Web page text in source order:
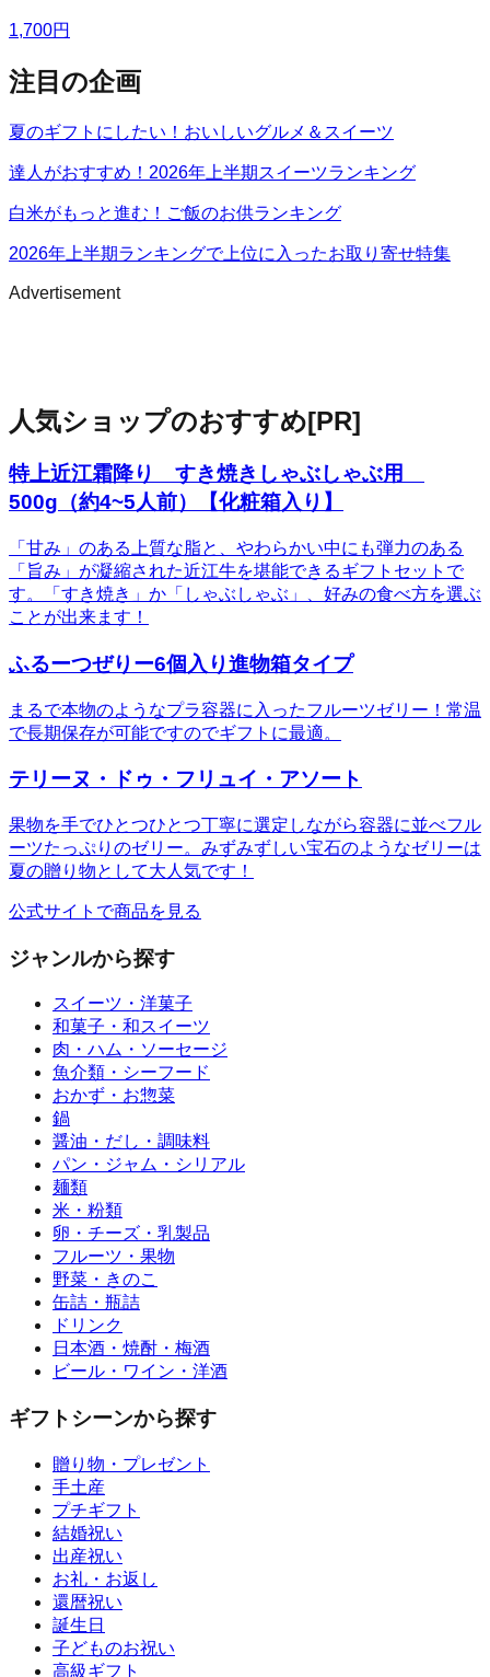
1,700円
注目の企画
夏のギフトにしたい！おいしいグルメ＆スイーツ
達人がおすすめ！2026年上半期スイーツランキング
白米がもっと進む！ご飯のお供ランキング
2026年上半期ランキングで上位に入ったお取り寄せ特集
Advertisement
人気ショップのおすすめ[PR]
特上近江霜降り すき焼きしゃぶしゃぶ用
500g（約4~5人前）【化粧箱入り】
「甘み」のある上質な脂と、やわらかい中にも弾力のある
「旨み」が凝縮された近江牛を堪能できるギフトセットで
す。「すき焼き」か「しゃぶしゃぶ」、好みの食べ方を選ぶ
ことが出来ます！
ふるーつぜりー6個入り進物箱タイプ
まるで本物のようなプラ容器に入ったフルーツゼリー！常温
で長期保存が可能ですのでギフトに最適。
テリーヌ・ドゥ・フリュイ・アソート
果物を手でひとつひとつ丁寧に選定しながら容器に並べフル
ーツたっぷりのゼリー。みずみずしい宝石のようなゼリーは
夏の贈り物として大人気です！
公式サイトで商品を見る
ジャンルから探す
スイーツ・洋菓子
和菓子・和スイーツ
肉・ハム・ソーセージ
魚介類・シーフード
おかず・お惣菜
鍋
醤油・だし・調味料
パン・ジャム・シリアル
麺類
米・粉類
卵・チーズ・乳製品
フルーツ・果物
野菜・きのこ
缶詰・瓶詰
ドリンク
日本酒・焼酎・梅酒
ビール・ワイン・洋酒
ギフトシーンから探す
贈り物・プレゼント
手土産
プチギフト
結婚祝い
出産祝い
お礼・お返し
還暦祝い
誕生日
子どものお祝い
高級ギフト